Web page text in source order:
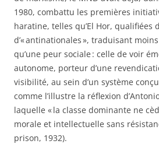
1980, combattu les premières
haratine, telles qu’El Hor, qualifiées
d’« antinationales », traduisant
qu’une peur sociale : celle de voir
autonome, porteur d’une
visibilité, au sein d’un système
comme l’illustre la réflexion
laquelle « la classe dominante ne
morale et intellectuelle sans
prison, 1932).